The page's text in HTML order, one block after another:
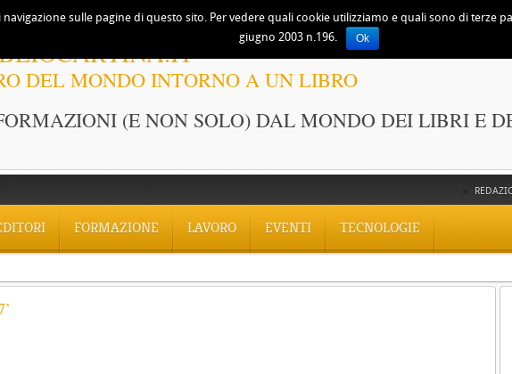
DEL MONDO INTORNO A UN LIBRO
(E NON SOLO) DAL MONDO DEI LIBRI E
FORMAZIONE LAVORO EVENTI TECNOLOGIE
sulle pagine di questo sito. Per vedere quali cookie utilizziamo e quali sono di terze
giugno 2003 n.196.
Ok